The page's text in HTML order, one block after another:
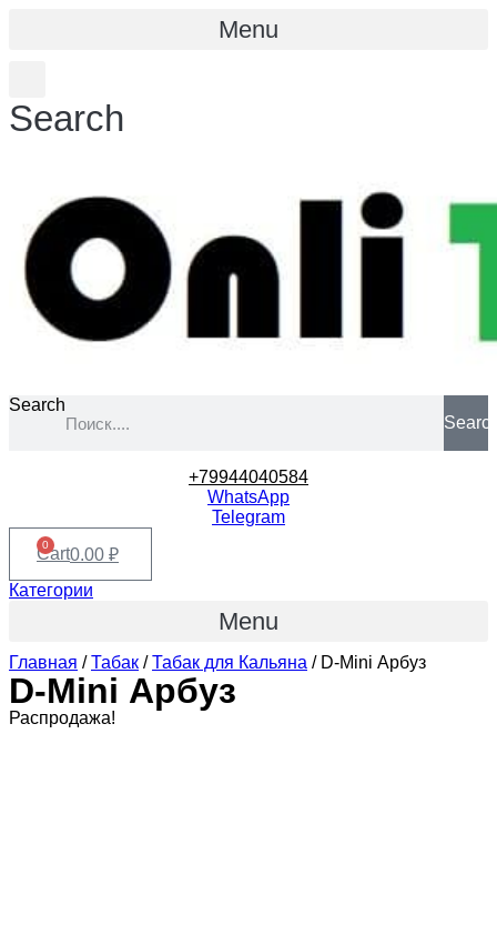
Menu
Search
Search
+79944040584
WhatsApp
Telegram
0.00 ₽
0
Cart
Категории
Menu
Главная /Табак /Табак для Кальяна / D-Mini Арбуз
D-Mini Арбуз
Распродажа!